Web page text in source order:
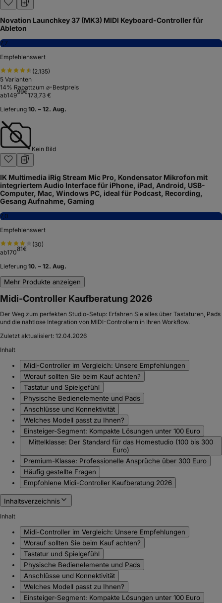
Novation Launchkey 37 (MK3) MIDI Keyboard-Controller für
Ableton
7,7
Empfehlenswert
(2.135)
5 Varianten
14% Rabattzum ⌀-Bestpreis
ab14999€173,73 €
Lieferung 10. – 12. Aug.
Kein Bild
IK Multimedia iRig Stream Mic Pro, Kondensator Mikrofon mit
integriertem Audio Interface für iPhone, iPad, Android, USB-
Computer, Mac, Windows PC, ideal für Podcast, Recording,
Gesang Aufnahme, Gaming
7,0
Empfehlenswert
(30)
ab17081€
Lieferung 10. – 12. Aug.
Mehr Produkte anzeigen
Midi-Controller Kaufberatung 2026
Der Weg zum perfekten Studio-Setup: Erfahren Sie alles über Tastaturen, Pads
und die nahtlose Integration von MIDI-Controllern in Ihren Workflow.
Zuletzt aktualisiert: 12.04.2026
Inhalt
Midi-Controller im Vergleich: Unsere Empfehlungen
Worauf sollten Sie beim Kauf achten?
Tastatur und Spielgefühl
Physische Bedienelemente und Pads
Anschlüsse und Konnektivität
Welches Modell passt zu Ihnen?
Einsteiger-Segment: Kompakte Lösungen unter 100 Euro
Mittelklasse: Der Standard für das Homestudio (100 bis 300
Euro)
Premium-Klasse: Professionelle Ansprüche über 300 Euro
Häufig gestellte Fragen
Empfohlene Midi-Controller Kaufberatung 2026
Inhaltsverzeichnis
Inhalt
Midi-Controller im Vergleich: Unsere Empfehlungen
Worauf sollten Sie beim Kauf achten?
Tastatur und Spielgefühl
Physische Bedienelemente und Pads
Anschlüsse und Konnektivität
Welches Modell passt zu Ihnen?
Einsteiger-Segment: Kompakte Lösungen unter 100 Euro